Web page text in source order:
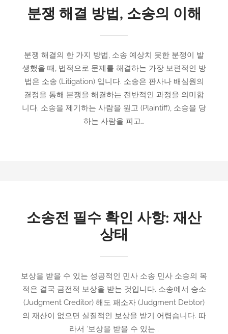
분쟁 해결 방법, 소송의 이해
분쟁 해결의 한 가지 방법, 소송 예상치 못한 분쟁이 발
생했을 때, 법적으로 문제를 해결하는 가장 보편적인 방
법은 소송 (Litigation) 입니다. 소송은 판사나 배심원의
결정을 통해 분쟁을 해결하는 전반적인 과정을 의미합
니다. 소송을 제기하는 사람을 원고 (Plaintiff), 소송을 당
하는 사람을 피고…
소송전 필수 확인 사항: 재산
상태
보상을 받을 수 있는 성공적인 민사 소송 민사 소송의 목
적은 결국 금전적 보상을 받는 것입니다. 소송에서 승소
(Judgment Creditor) 해도 패소자 (Judgment Debtor)
의 재산이 없으면 실질적인 보상을 받기 어렵습니다. 따
라서 ‘보상을 받을 수 있는…